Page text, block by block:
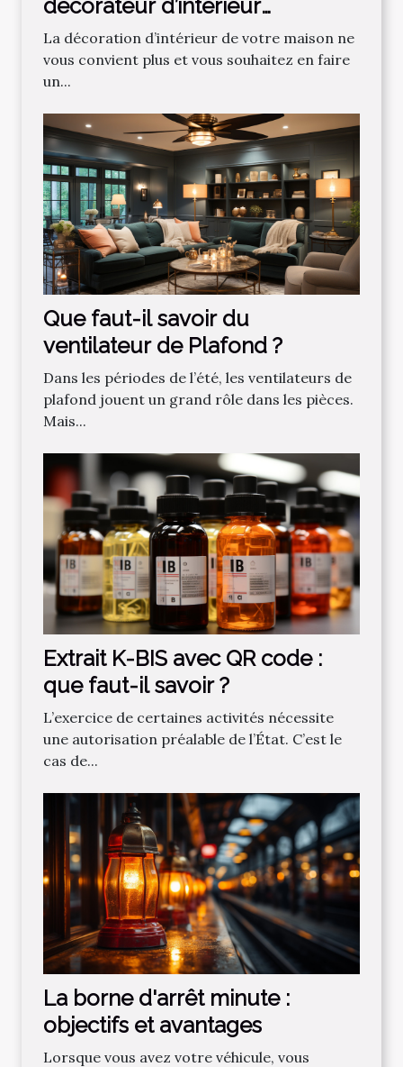
décorateur d’intérieur
professionnel ?
La décoration d’intérieur de votre maison ne
vous convient plus et vous souhaitez en faire
un...
Que faut-il savoir du
ventilateur de Plafond ?
Dans les périodes de l’été, les ventilateurs de
plafond jouent un grand rôle dans les pièces.
Mais...
Extrait K-BIS avec QR code :
que faut-il savoir ?
L’exercice de certaines activités nécessite
une autorisation préalable de l’État. C’est le
cas de...
La borne d'arrêt minute :
objectifs et avantages
Lorsque vous avez votre véhicule, vous